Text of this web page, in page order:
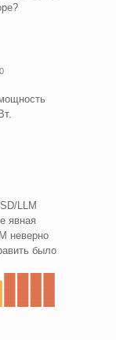
LLM
явная
неверно
было